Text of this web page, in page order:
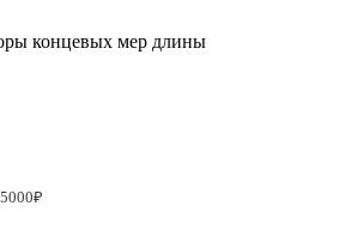
концевых мер длины